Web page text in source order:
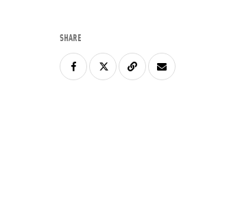
SHARE